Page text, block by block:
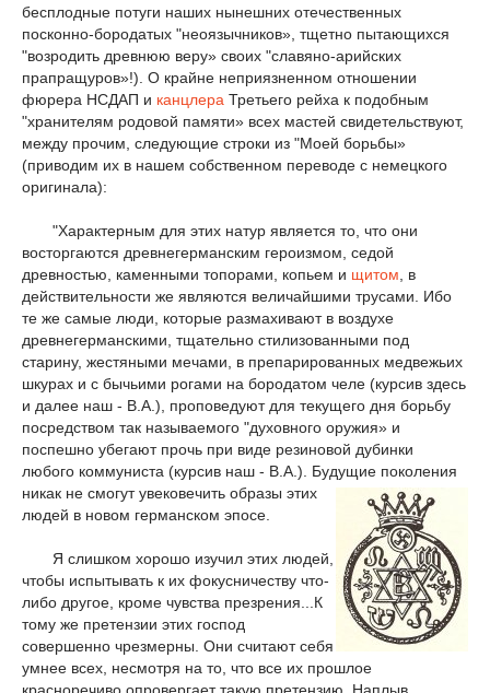
бесплодные потуги наших нынешних отечественных
посконно-бородатых "неоязычников», тщетно пытающихся
"возродить древнюю веру» своих "славяно-арийских
прапращуров»!). О крайне неприязненном отношении
фюрера НСДАП и канцлера Третьего рейха к подобным
"хранителям родовой памяти» всех мастей свидетельствуют,
между прочим, следующие строки из "Моей борьбы»
(приводим их в нашем собственном переводе с немецкого
оригинала):
"Характерным для этих натур является то, что они
восторгаются древнегерманским героизмом, седой
древностью, каменными топорами, копьем и щитом , в
действительности же являются величайшими трусами. Ибо
те же самые люди, которые размахивают в воздухе
древнегерманскими, тщательно стилизованными под
старину, жестяными мечами, в препарированных медвежьих
шкурах и с бычьими рогами на бородатом челе (курсив здесь
и далее наш - В.А.), проповедуют для текущего дня борьбу
посредством так называемого "духовного оружия» и
поспешно убегают прочь при виде резиновой дубинки
любого коммуниста (курсив наш - В.А.). Будущие поколения
никак не смогутувековечить образы этих
людей в новом германском эпосе.
Я слишком хорошо изучил этих людей,
чтобы испытывать к их фокусничеству что-
либо другое, кроме чувства презрения...К
тому же претензии этих господ
совершенно чрезмерны. Они считают себя
умнее всех, несмотря на то, что все их прошлое